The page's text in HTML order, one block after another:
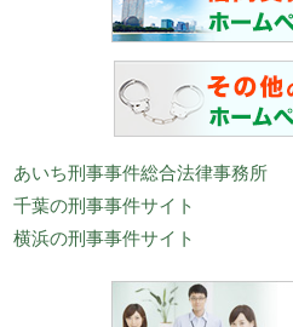
あいち刑事事件総合法律事務所
千葉の刑事事件サイト
横浜の刑事事件サイト